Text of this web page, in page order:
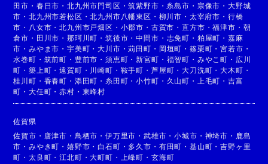
田市 ・ 春日市 ・北九州市門司区 ・筑紫野市 ・ 糸島市 ・ 宗像市 ・ 大野城
市 ・北九州市若松区 ・北九州市八幡東区 ・ 柳川市 ・ 太宰府市 ・ 行橋
市 ・ 八女市 ・北九州市戸畑区 ・ 小郡市 ・ 古賀市 ・直方市 ・福津市 ・ 朝
倉市 ・ 田川市 ・那珂川町 ・筑後市 ・中間市 ・ 志免町 ・ 粕屋町 ・ 嘉麻
市 ・みやま市 ・宇美町 ・大川市 ・苅田町 ・ 岡垣町 ・ 篠栗町 ・宮若市 ・
水巻町 ・ 筑前町 ・ 豊前市 ・須恵町 ・新宮町 ・ 福智町 ・ みやこ町 ・ 広川
町 ・築上町 ・遠賀町 ・ 川崎町 ・ 鞍手町 ・ 芦屋町 ・大刀洗町 ・大木町 ・
桂川町 ・ 香春町 ・ 添田町 ・ 糸田町 ・小竹町 ・ 久山町 ・ 上毛町 ・ 吉富
町 ・大任町 ・赤村 ・ 東峰村
佐賀県
佐賀市 ・ 唐津市 ・ 鳥栖市 ・伊万里市 ・武雄市 ・小城市 ・ 神埼市 ・ 鹿島
市 ・みやき町 ・嬉野市 ・ 白石町 ・ 多久市 ・ 有田町 ・ 基山町 ・吉野ヶ里
町 ・太良町 ・江北町 ・大町町 ・ 上峰町 ・ 玄海町